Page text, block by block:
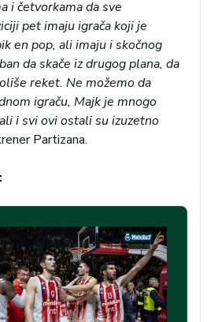
i četvorkama da sve
pet imaju igrača koji je
en pop, ali imaju i skočnog
da skače iz drugog plana, da
reket. Ne možemo da
igraču, Majk je mnogo
i svi ovi ostali su izuzetno
Partizana.